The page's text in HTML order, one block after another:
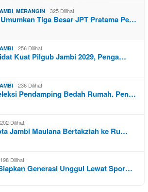
MERANGIN 325 Dilihat
Tiga Besar JPT Pratama Pe…
256 Dilihat
Kuat Pilgub Jambi 2029, Penga…
236 Dilihat
Pendamping Bedah Rumah. Pen…
202 Dilihat
Jambi Maulana Bertakziah ke Ru…
198 Dilihat
Generasi Unggul Lewat Spor…